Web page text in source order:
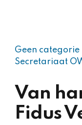
Geen categorie
Secretariaat
Van
Fidus